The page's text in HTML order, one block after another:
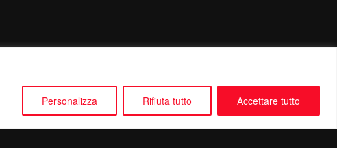
Personalizza Rifiuta tutto Accettare tutto